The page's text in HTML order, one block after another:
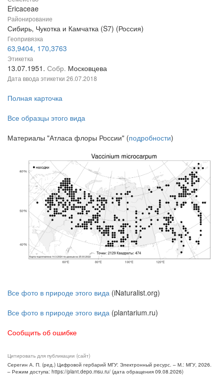
Ericaceae
Районирование
Сибирь, Чукотка и Камчатка (S7) (Россия)
Геопривязка
63,9404, 170,3763
Этикетка
13.07.1951. Собр. Московцева
Дата ввода этикетки 26.07.2018
Полная карточка
Все образцы этого вида
Материалы "Атласа флоры России" (подробности)
Все фото в природе этого вида (iNaturalist.org)
Все фото в природе этого вида (plantarium.ru)
Сообщить об ошибке
Цитировать для публикации (сайт)
Серегин А. П. (ред.) Цифровой гербарий МГУ: Электронный ресурс. – М.: МГУ, 2026.
– Режим доступа: https://plant.depo.msu.ru/ (дата обращения 09.08.2026)